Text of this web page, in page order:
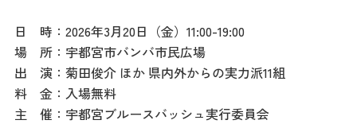
日 時：2026年3月20日（金）11:00-19:00
場 所：宇都宮市バンバ市民広場
出 演：菊田俊介 ほか 県内外からの実力派11組
料 金：入場無料
主 催：宇都宮ブルースバッシュ実行委員会
フィルムコミ
MICE